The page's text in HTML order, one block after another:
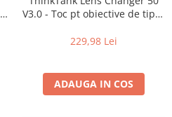
V3.0 - Toc pt obiective de tipul
229,98 Lei
ADAUGA IN COS